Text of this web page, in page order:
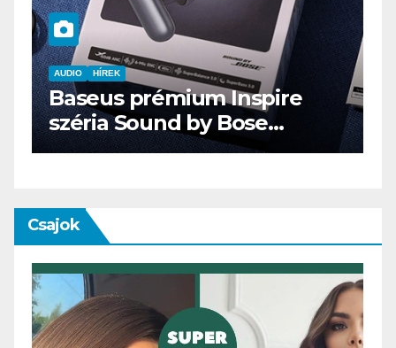
AUDIO IT MŰSZAKI
ENDORFY VIRO Plus USB
Csajok